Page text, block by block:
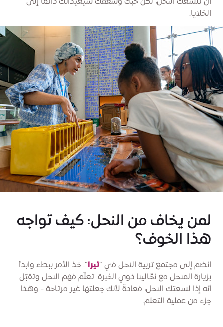
أن تلسعك النحل، لكن حبك وشغفك سيعيدانك دائمًا إلى
الخلايا.
لمن يخاف من النحل: كيف تواجه
هذا الخوف؟
انضم إلى مجتمع تربية النحل في "تيرا". خذ الأمر ببطء وابدأ
بزيارة المنحل مع نحّالينا ذوي الخبرة. تعلّم فهم النحل وتقبّل
أنه إذا لسعتك النحل، فعادةً لأنك جعلتها غير مرتاحة - وهذا
جزء من عملية التعلم.